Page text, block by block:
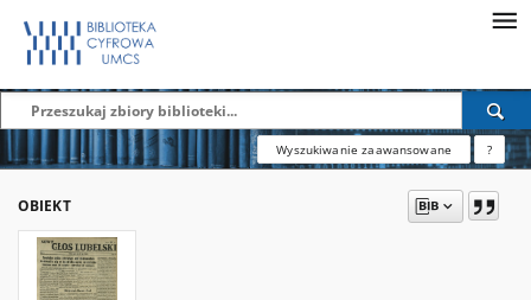
Wyszukiwanie zaawansowane ?
OBIEKT